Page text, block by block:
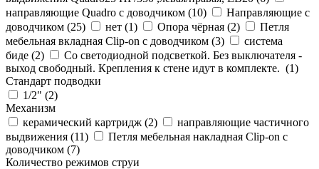
направляющие Quadro с доводчиком (10)
Направляющие с
доводчиком (25) нет (1) Опора чёрная (2)
Петля
мебельная вкладная Clip-on с доводчиком (3)
система
биде (2)
Со светодиодной подсветкой. Без выключателя -
выход свободный. Крепления к стене идут в комплекте. (1)
Стандарт подводки
1/2" (2)
Механизм
керамический картридж (2)
направляющие частичного
выдвижения (11)
Петля мебельная накладная Clip-on с
доводчиком (7)
Количество режимов струи